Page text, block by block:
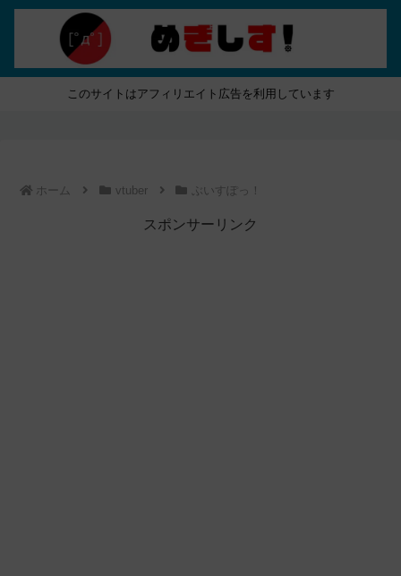
このサイトはアフィリエイト広告を利用しています
ホーム vtuber ぶいすぽっ！
スポンサーリンク